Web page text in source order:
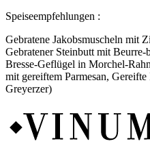
Speiseempfehlungen :
Gebratene Jakobsmuscheln mit
Gebratener Steinbutt mit Beurre-
Bresse-Geflügel in Morchel-
mit gereiftem Parmesan,
Greyerzer)